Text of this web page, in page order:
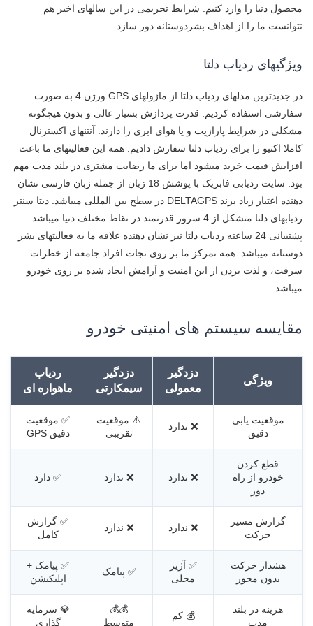
محصول دنیا را وارد کنیم. شرایط تحریمی در این سالهای اخیر هم
نتوانست ما را از اهداف بشردوستانه دور سازد.
ویژگیهای ردیاب دلتا
در جدیدترین مدلهای ردیاب دلتا از ماژولهای GPS ورژن 4 به صورت
سفارشی استفاده کردیم. قدرت پردازش بسیار عالی و بدون هیچگونه
مشکلی در شرایط پارازیت و یا هوای ابری را دارند. آنتنهای اکسترنال
کاملا اکتیو را برای ردیاب دلتا سفارش دادیم. همه این فعالیتهای ما باعث
افزایش قیمت خرید میشود اما برای ما رضایت مشتری در بلند مدت مهم
بود. سایت ردیابی فابریک با پوشش 18 زبان از جمله زبان فارسی نشان
دهنده اعتبار زیاد برند DELTAGPS در سطح بین المللی میباشد. دیتا سنتر
ردیابهای دلتا متشکل از 4 سرور قدرتمند در نقاط مختلف دنیا میباشد.
پشتیبانی 24 ساعته ردیاب دلتا نیز نشان دهنده علاقه ما به فعالیتهای بشر
دوستانه میباشد. همه تمرکز ما بر روی نجات افراد جامعه از خطرات
سرقت، و لذت بردن از این امنیت و آرامش ایجاد شده بر روی خودرو
میباشد.
مقایسه سیستم های امنیتی خودرو
ویژگی
دزدگیر
معمولی
دزدگیر
سیمکارتی
ردیاب
ماهواره ای
موقعیت یابی
دقیق
❌ ندارد
⚠️ موقعیت
تقریبی
✅ موقعیت
دقیق GPS
قطع کردن
خودرو از راه
دور
❌ ندارد ❌ ندارد ✅ دارد
گزارش مسیر
حرکت
❌ ندارد ❌ ندارد
✅ گزارش
کامل
هشدار حرکت
بدون مجوز
✅ آژیر
محلی
✅ پیامک
✅ پیامک +
اپلیکیشن
هزینه در بلند
مدت
💰 کم
💰💰
متوسط
💎 سرمایه
گذاری